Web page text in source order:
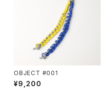
OBJECT #001
¥9,200